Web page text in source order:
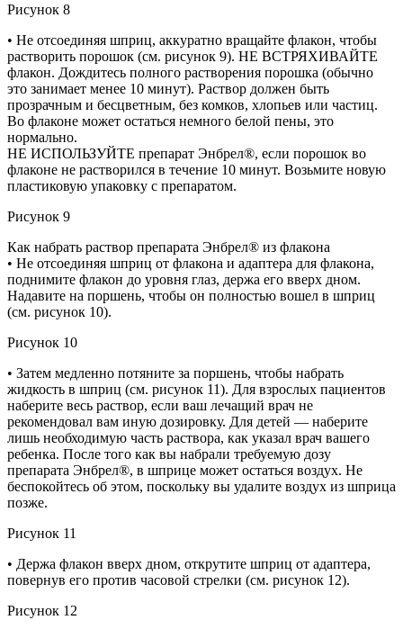
Рисунок 8
• Не отсоединяя шприц, аккуратно вращайте флакон, чтобы
растворить порошок (см. рисунок 9). НЕ ВСТРЯХИВАЙТЕ
флакон. Дождитесь полного растворения порошка (обычно
это занимает менее 10 минут). Раствор должен быть
прозрачным и бесцветным, без комков, хлопьев или частиц.
Во флаконе может остаться немного белой пены, это
нормально.
НЕ ИСПОЛЬЗУЙТЕ препарат Энбрел®, если порошок во
флаконе не растворился в течение 10 минут. Возьмите новую
пластиковую упаковку с препаратом.
Рисунок 9
Как набрать раствор препарата Энбрел® из флакона
• Не отсоединяя шприц от флакона и адаптера для флакона,
поднимите флакон до уровня глаз, держа его вверх дном.
Надавите на поршень, чтобы он полностью вошел в шприц
(см. рисунок 10).
Рисунок 10
• Затем медленно потяните за поршень, чтобы набрать
жидкость в шприц (см. рисунок 11). Для взрослых пациентов
наберите весь раствор, если ваш лечащий врач не
рекомендовал вам иную дозировку. Для детей — наберите
лишь необходимую часть раствора, как указал врач вашего
ребенка. После того как вы набрали требуемую дозу
препарата Энбрел®, в шприце может остаться воздух. Не
беспокойтесь об этом, поскольку вы удалите воздух из шприца
позже.
Рисунок 11
• Держа флакон вверх дном, открутите шприц от адаптера,
повернув его против часовой стрелки (см. рисунок 12).
Рисунок 12